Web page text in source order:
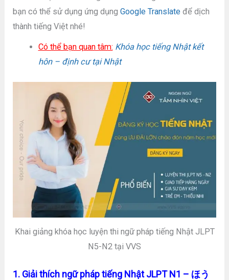
bạn có thể sử dụng ứng dụngGoogle Translate để dịch
thành tiếng Việt nhé!
Có thể bạn quan tâm: Khóa học tiếng Nhật kết
hôn – định cư tại Nhật
Khai giảng khóa học luyện thi ngữ pháp tiếng Nhật JLPT
N5-N2 tại VVS
1. Giải thích ngữ pháp tiếng Nhật JLPT N1 – ほう